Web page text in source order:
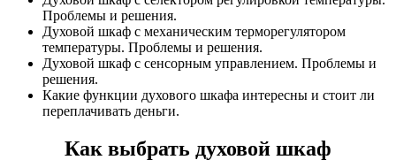
Проблемы и решения.
Духовой шкаф с механическим терморегулятором
температуры. Проблемы и решения.
Духовой шкаф с сенсорным управлением. Проблемы и
решения.
Какие функции духового шкафа интересны и стоит ли
переплачивать деньги.
Как выбрать духовой шкаф